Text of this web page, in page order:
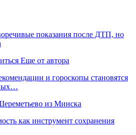
показания после ДТП, но
Еще от автора
и гороскопы становятся
из Минска
как инструмент сохранения